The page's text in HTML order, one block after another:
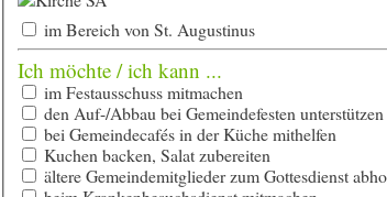
im Bereich von St. Augustinus
Ich möchte / ich kann ...
im Festausschuss mitmachen
den Auf-/Abbau bei Gemeindefesten unterstützen
bei Gemeindecafés in der Küche mithelfen
Kuchen backen, Salat zubereiten
ältere Gemeindemitglieder zum Gottesdienst